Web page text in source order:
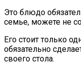
Это блюдо
семье, можете не
Его стоит только
обязательно
своего стола.